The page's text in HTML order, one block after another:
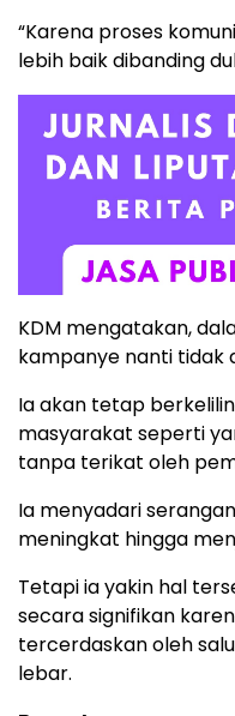
“Karena proses
lebih baik dibanding
KDM mengatakan,
kampanye nanti tidak
Ia akan tetap
masyarakat seperti
tanpa terikat oleh
Ia menyadari
meningkat hingga
Tetapi ia yakin hal
secara signifikan
tercerdaskan oleh
lebar.